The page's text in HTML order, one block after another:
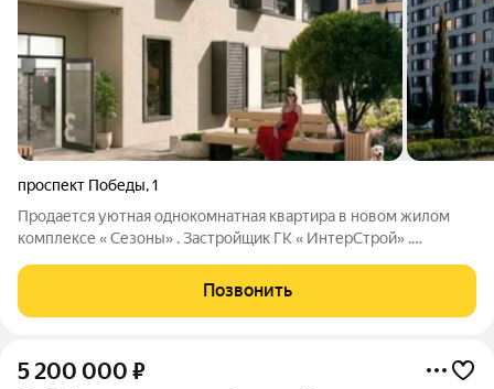
проспект Победы,1
Продается уютная однокомнатная квартира в новом жилом
комплексе « Сезоны» . Застройщик ГК « ИнтерСтрой» .
период строительства. Первый взнос от 30%. Удобные
условия оплаты: Семейная ипотека от
Позвонить
5 200 000 ₽